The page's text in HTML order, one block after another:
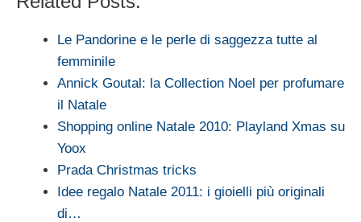
Le Pandorine e le perle di saggezza tutte al
femminile
Annick Goutal: la Collection Noel per profumare
il Natale
Shopping online Natale 2010: Playland Xmas su
Yoox
Prada Christmas tricks
Idee regalo Natale 2011: i gioielli più originali
di…